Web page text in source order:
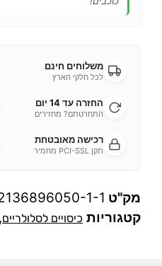
משלוחים חינם
לכל חלקי הארץ
החזרה עד 14 יום
התחרטתם? מחזירים
רכישה מאובטחת
תקן PCI-SSL מחמיר
מק"ט 1-1
קטגוריות כיסויים לסלולריים,